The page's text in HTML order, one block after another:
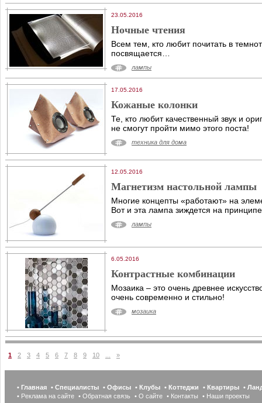
23.05.2016
Ночные чтения
Всем тем, кто любит почитать в
посвящается…
лампы
17.05.2016
Кожаные колонки
Те, кто любит качественный звук и
не смогут пройти мимо этого поста!
техника для дома
12.05.2016
Магнетизм настольной лампы
Многие концепты «работают» на
Вот и эта лампа зиждется на
лампы
6.05.2016
Контрастные комбинации
Мозаика – это очень древнее
очень современно и стильно!
мозаика
1 2 3 4 5 6 7 8 9 10 »
• Главная • Специалисты • Офисы • Клубы • Коттеджи • Квартиры •
• Реклама на сайте • Обратная связь • О сайте • Контакты • Наши проекты